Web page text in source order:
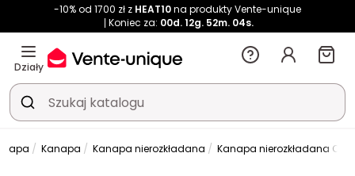
-10% od 1700 zł z HEAT10na produkty Vente-unique
Koniec za: 00d.12g. 52m. 04s.
Działy
Kanapa Kanapa nierozkładana Kanapa nierozkładana